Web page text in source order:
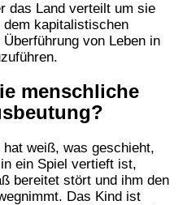
das Land verteilt um sie
kapitalistischen
von Leben in
menschliche
weiß, was geschieht,
ein Spiel vertieft ist,
bereitet stört und ihm den
Das Kind ist